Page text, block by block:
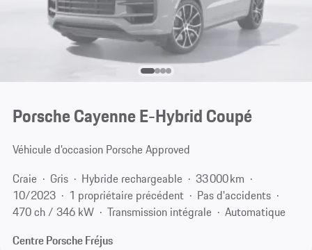
Porsche Cayenne E-Hybrid Coupé
Véhicule d’occasion Porsche Approved
Craie
Gris Hybride rechargeable
33 000 km
10/2023
1 propriétaire précédent
Pas d'accidents
470 ch / 346 kW
Transmission intégrale
Automatique
Centre Porsche Fréjus